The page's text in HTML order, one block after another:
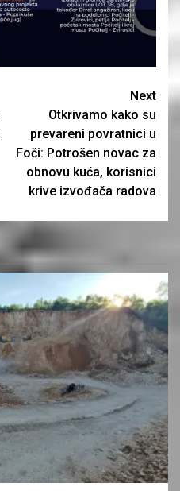
Next
Otkrivamo kako su
prevareni povratnici u
Foči: Potrošen novac za
obnovu kuća, korisnici
krive izvođača radova